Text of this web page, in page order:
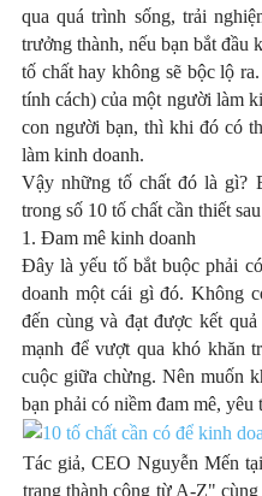
qua quá trình sống, trải
trưởng thành, nếu bạn bắt đầu
tố chất hay không sẽ bộc lộ
tính cách) của một người làm
con người bạn, thì khi đó có
làm kinh doanh.
Vậy những tố chất đó là gì?
trong số 10 tố chất cần thiết
1. Đam mê kinh doanh
Đây là yếu tố bắt buộc phải
doanh một cái gì đó. Không
đến cùng và đạt được kết
mạnh để vượt qua khó khăn
cuộc giữa chừng. Nên muốn
bạn phải có niềm đam mê, yêu
Tác giả, CEO Nguyễn Mến
trang thành công từ A-Z"